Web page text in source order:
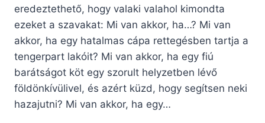
eredeztethető, hogy valaki valahol kimondta
ezeket a szavakat: Mi van akkor, ha…? Mi van
akkor, ha egy hatalmas cápa rettegésben tartja a
tengerpart lakóit? Mi van akkor, ha egy fiú
barátságot köt egy szorult helyzetben lévő
földönkívülivel, és azért küzd, hogy segítsen neki
hazajutni? Mi van akkor, ha egy…